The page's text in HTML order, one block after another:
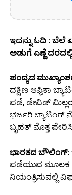
ಇದನ್ನು ಓದಿ : ಬೆಲೆ
ಅಡುಗೆ ಎಣ್ಣೆ
ಪಂದ್ಯದ
ದಕ್ಷಿಣ ಆಫ್ರಿಕಾ
ಪಡೆ, ಡೇವಿಡ್
ಭರ್ಜರಿ ಬ್ಯಾಟಿಂಗ್
ಬೃಹತ್ ಮೊತ್ತ
ಭಾರತದ ಬೌಲಿಂಗ್:
ಪಡೆಯುವ ಮೂಲಕ
ನಿಯಂತ್ರಿಸುವಲ್ಲಿ